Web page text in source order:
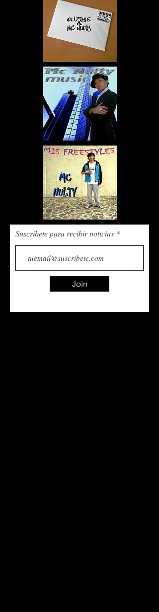
Suscríbete para recibir noticias
Join